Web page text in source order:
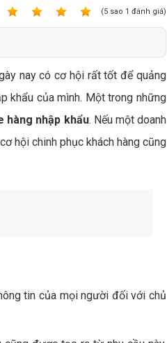
Facebook
(5 sao 1 đánh giá)
nay có cơ hội rất tốt để quảng
khẩu của mình. Một trong những
hàng nhập khẩu. Nếu một doanh
hội chinh phục khách hàng cũng
tin của mọi người đối với chủ